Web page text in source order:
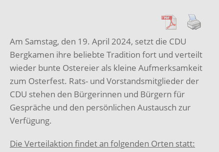
Am Samstag, den 19. April 2024, setzt die CDU
Bergkamen ihre beliebte Tradition fort und verteilt
wieder bunte Ostereier als kleine Aufmerksamkeit
zum Osterfest. Rats- und Vorstandsmitglieder der
CDU stehen den Bürgerinnen und Bürgern für
Gespräche und den persönlichen Austausch zur
Verfügung.
Die Verteilaktion findet an folgenden Orten statt: